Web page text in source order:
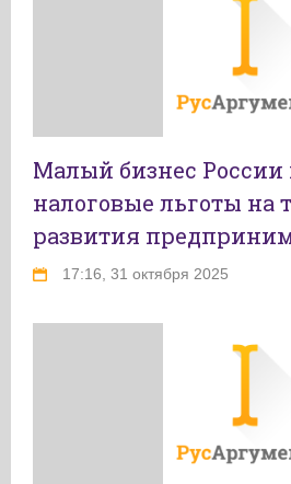
Малый бизнес России
налоговые льготы на
развития
17:16, 31 октября 2025